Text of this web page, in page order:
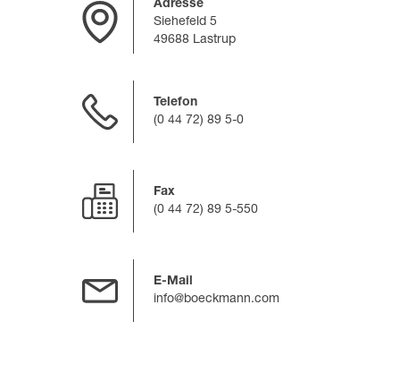
Adresse
Siehefeld 5
49688 Lastrup
Telefon
(0 44 72) 89 5-0
Fax
(0 44 72) 89 5-550
E-Mail
info@boeckmann.com